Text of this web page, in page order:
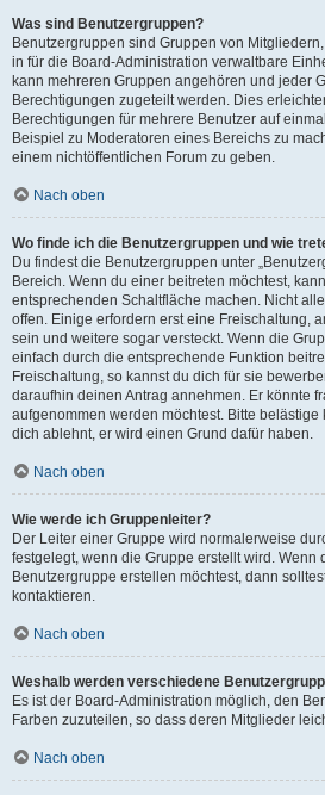
Was sind Benutzergruppen?
Benutzergruppen sind Gruppen von
in für die Board-Administration verwaltbare
kann mehreren Gruppen angehören und jeder
Berechtigungen zugeteilt werden. Dies
Berechtigungen für mehrere Benutzer auf
Beispiel zu Moderatoren eines Bereichs zu
einem nichtöffentlichen Forum zu geben.
Nach oben
Wo finde ich die Benutzergruppen und wie
Du findest die Benutzergruppen unter
Bereich. Wenn du einer beitreten möchtest,
entsprechenden Schaltfläche machen. Nicht
offen. Einige erfordern erst eine Freischaltung,
sein und weitere sogar versteckt. Wenn die
einfach durch die entsprechende Funktion
Freischaltung, so kannst du dich für sie
daraufhin deinen Antrag annehmen. Er könnte
aufgenommen werden möchtest. Bitte
dich ablehnt, er wird einen Grund dafür haben.
Nach oben
Wie werde ich Gruppenleiter?
Der Leiter einer Gruppe wird normalerweise
festgelegt, wenn die Gruppe erstellt wird. Wenn
Benutzergruppe erstellen möchtest, dann
kontaktieren.
Nach oben
Weshalb werden verschiedene
Es ist der Board-Administration möglich, den
Farben zuzuteilen, so dass deren Mitglieder
Nach oben